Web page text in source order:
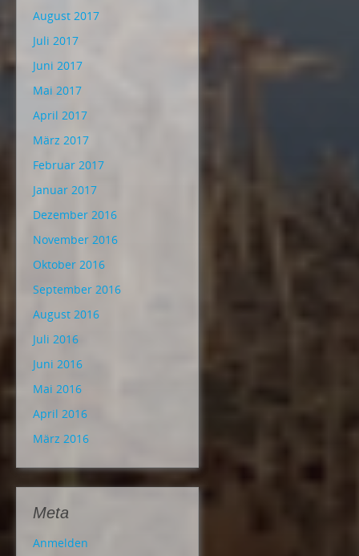
August 2017
Juli 2017
Juni 2017
Mai 2017
April 2017
März 2017
Februar 2017
Januar 2017
Dezember 2016
November 2016
Oktober 2016
September 2016
August 2016
Juli 2016
Juni 2016
Mai 2016
April 2016
März 2016
Meta
Anmelden